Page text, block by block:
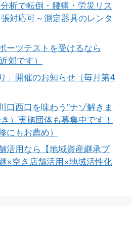
析で転倒・腰痛・労災リス
対応可～測定器具のレンタ
ーツテストを受けるなら
郊です）
」開催のお知らせ（毎月第4
口西口を味わう”ナゾ解きま
）実施団体も募集中です！
にもお薦め）
活用なら【地域資産継承プ
×空き店舗活用×地域活性化